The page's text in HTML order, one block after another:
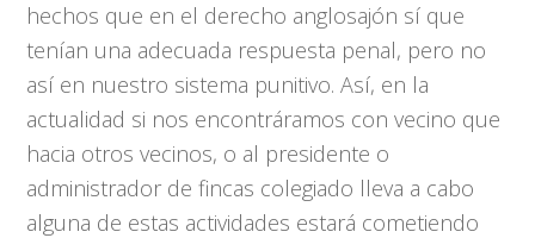
hechos que en el derecho anglosajón sí que
tenían una adecuada respuesta penal, pero no
así en nuestro sistema punitivo. Así, en la
actualidad si nos encontráramos con vecino que
hacia otros vecinos, o al presidente o
administrador de fincas colegiado lleva a cabo
alguna de estas actividades estará cometiendo